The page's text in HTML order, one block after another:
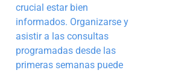
crucial estar bien
informados. Organizarse y
asistir a las consultas
programadas desde las
primeras semanas puede